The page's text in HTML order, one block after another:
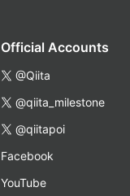
Official Accounts
@Qiita
@qiita_milestone
@qiitapoi
Facebook
YouTube